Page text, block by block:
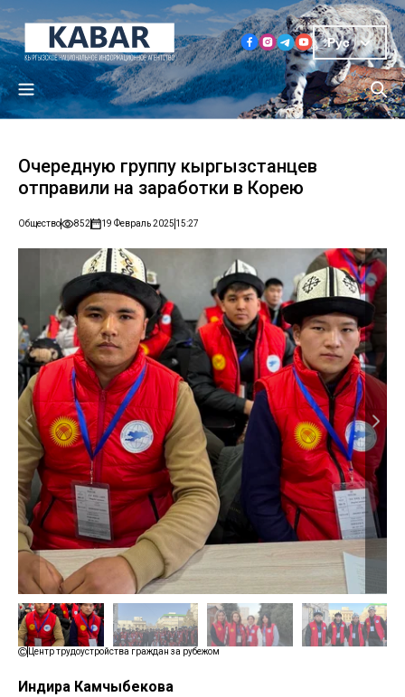
Рус
Очередную группу кыргызстанцев
отправили на заработки в Корею
Общество 852 19 Февраль 2025 15:27
Центр трудоустройства граждан за рубежом
Индира Камчыбекова